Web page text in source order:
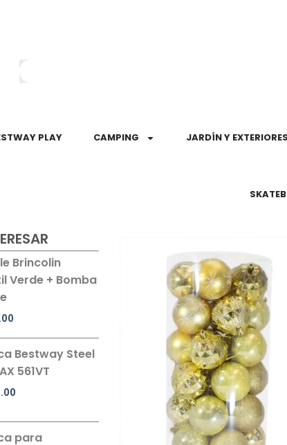
PLAY CAMPING JARDÍN Y EXTERIORES
Brincolin
Verde + Bomba
Bestway Steel
561VT
para